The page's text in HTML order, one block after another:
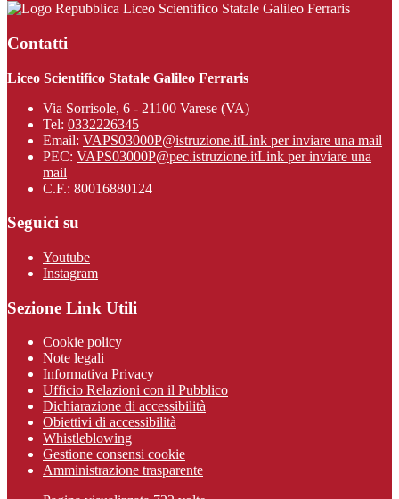
Liceo Scientifico Statale Galileo Ferraris
Contatti
Liceo Scientifico Statale Galileo Ferraris
Via Sorrisole, 6 - 21100 Varese (VA)
Tel: 0332226345
Email: VAPS03000P@istruzione.itLink per inviare una mail
PEC: VAPS03000P@pec.istruzione.itLink per inviare una
mail
C.F.: 80016880124
Seguici su
Youtube
Instagram
Sezione Link Utili
Cookie policy
Note legali
Informativa Privacy
Ufficio Relazioni con il Pubblico
Dichiarazione di accessibilità
Obiettivi di accessibilità
Whistleblowing
Gestione consensi cookie
Amministrazione trasparente